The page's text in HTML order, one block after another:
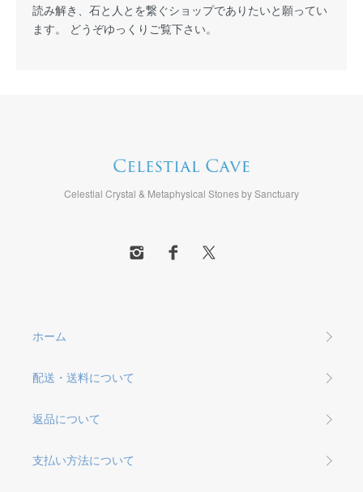
読み解き、石と人とを繋ぐショップでありたいと願ってい
ます。 どうぞゆっくりご覧下さい。
Celestial Crystal & Metaphysical Stones by Sanctuary
ホーム
配送・送料について
返品について
支払い方法について